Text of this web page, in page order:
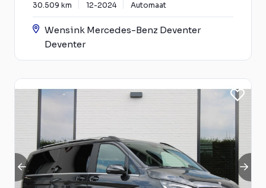
30.509 km 12-2024 Automaat
Wensink Mercedes-Benz Deventer
Deventer